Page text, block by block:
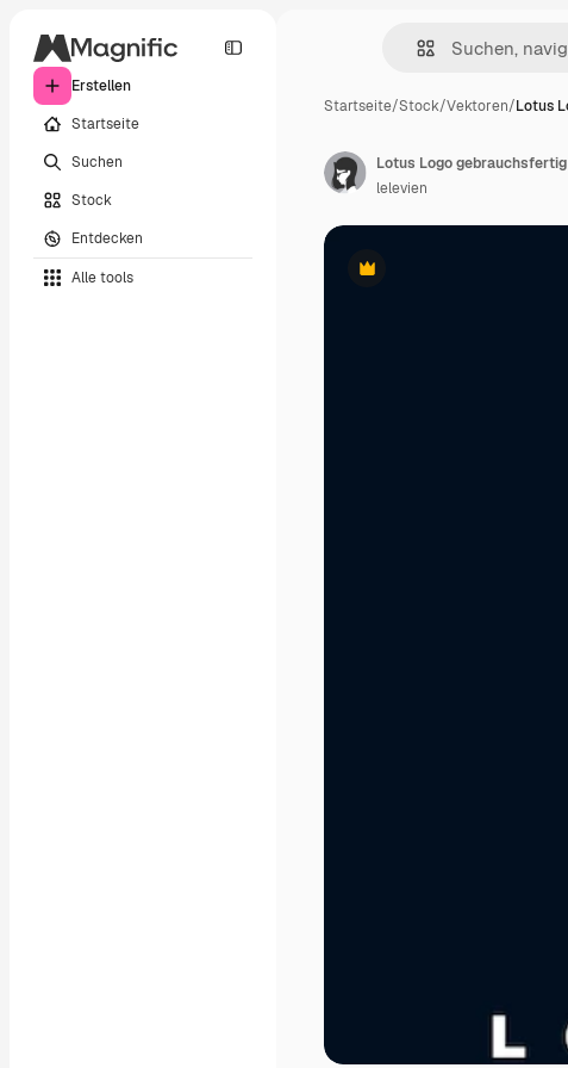
Erstellen
Startseite
Suchen
Stock
Entdecken
Alle tools
Startseite/Stock/Vektoren/Lotus
Premium
Lotus Logo gebrauchsfertig
lelevien